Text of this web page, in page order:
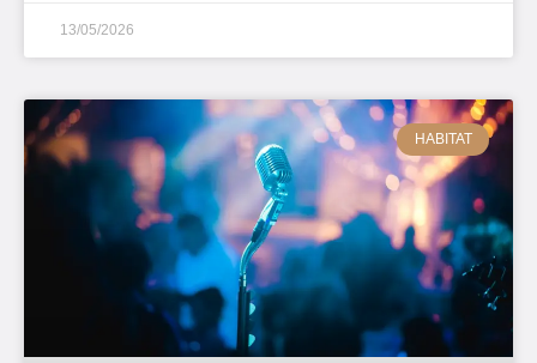
13/05/2026
HABITAT